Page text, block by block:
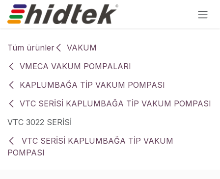
İçereği Atla
Tüm ürünler
VAKUM
VMECA VAKUM POMPALARI
KAPLUMBAĞA TİP VAKUM POMPASI
VTC SERİSİ KAPLUMBAĞA TİP VAKUM POMPASI
VTC 3022 SERİSİ
VTC SERİSİ KAPLUMBAĞA TİP VAKUM
POMPASI